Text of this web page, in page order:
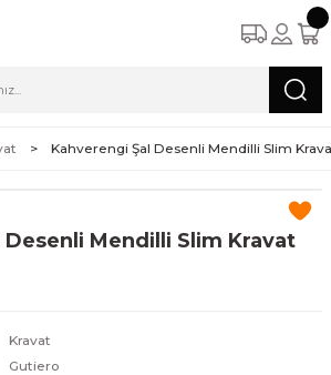
Kahverengi Şal Desenli Mendilli Slim
Desenli Mendilli Slim Kravat
Kravat
Gutiero